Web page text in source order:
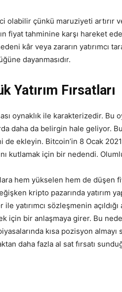
olabilir çünkü maruziyeti artırır
fiyat tahminine karşı hareket
kâr veya zararın yatırımcı
dayanmasıdır.
Yatırım Fırsatları
oynaklık ile karakterizedir.
daha da belirgin hale geliyor.
ekleyin. Bitcoin’in 8 Ocak
kutlamak için bir nedendi.
hem yükselen hem de
kripto pazarında yatırım
ile yatırımcı sözleşmenin
için bir anlaşmaya girer. Bu
kısa pozisyon
daha fazla al sat fırsatı